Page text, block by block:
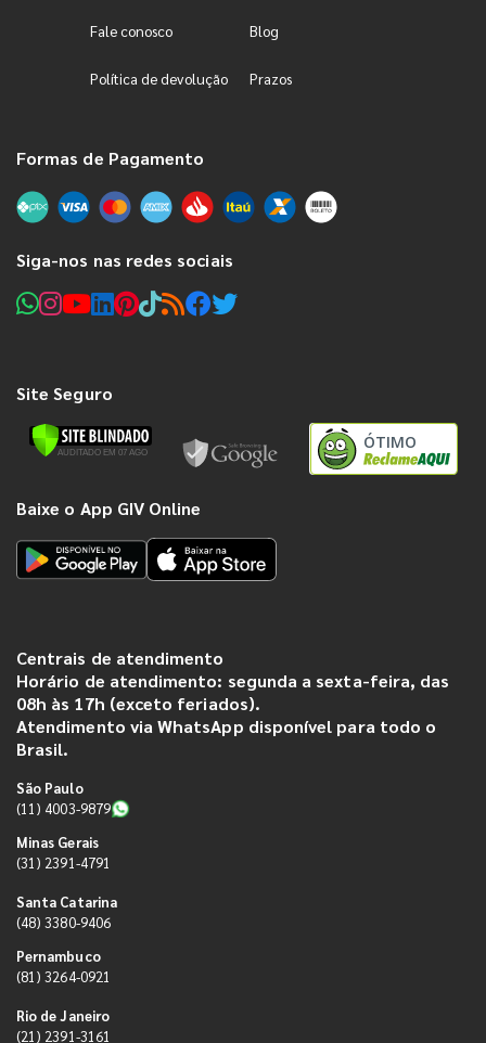
Fale conosco Blog
Política de devolução Prazos
Formas de Pagamento
Siga-nos nas redes sociais
Site Seguro
ÓTIMO
Baixe o App GIV Online
Centrais de atendimento
Horário de atendimento: segunda a sexta-feira, das
08h às 17h (exceto feriados).
Atendimento via WhatsApp disponível para todo o
Brasil.
São Paulo
(11) 4003-9879
Minas Gerais
(31) 2391-4791
Santa Catarina
(48) 3380-9406
Pernambuco
(81) 3264-0921
Rio de Janeiro
(21) 2391-3161